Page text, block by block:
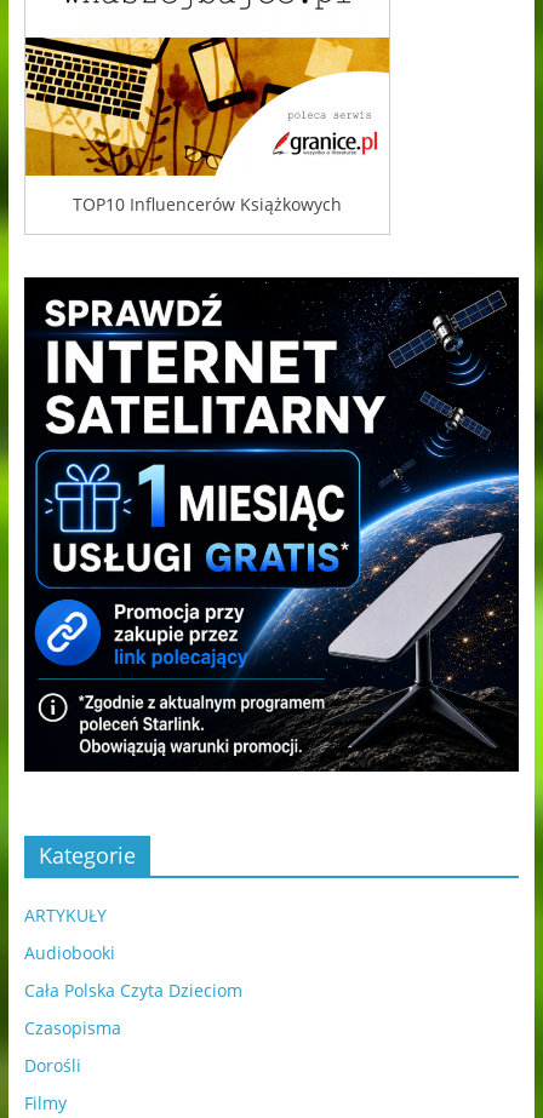
TOP10 Influencerów Książkowych
Kategorie
ARTYKUŁY
Audiobooki
Cała Polska Czyta Dzieciom
Czasopisma
Dorośli
Filmy